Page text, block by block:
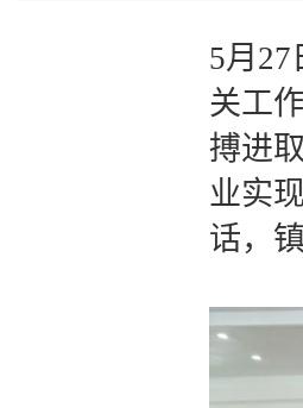
5月
关工
搏进
业实
话，